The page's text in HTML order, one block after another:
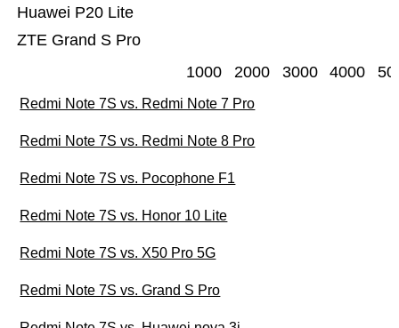
ZTE Grand S Pro
Huawei P20 Lite
1000 2000 3000 4000
Redmi Note 7S vs. Redmi Note 7 Pro
Redmi Note 7S vs. Redmi Note 8 Pro
Redmi Note 7S vs. Pocophone F1
Redmi Note 7S vs. Honor 10 Lite
Redmi Note 7S vs. X50 Pro 5G
Redmi Note 7S vs. Grand S Pro